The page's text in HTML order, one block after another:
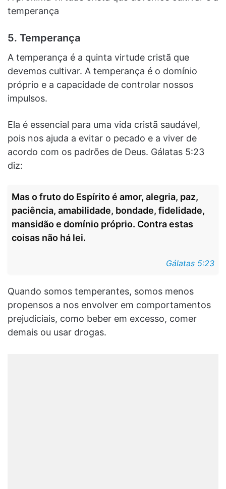
temperança
5. Temperança
A temperança é a quinta virtude cristã que
devemos cultivar. A temperança é o domínio
próprio e a capacidade de controlar nossos
impulsos.
Ela é essencial para uma vida cristã saudável,
pois nos ajuda a evitar o pecado e a viver de
acordo com os padrões de Deus. Gálatas 5:23
diz:
Mas o fruto do Espírito é amor, alegria, paz,
paciência, amabilidade, bondade, fidelidade,
mansidão e domínio próprio. Contra estas
coisas não há lei.
Gálatas 5:23
Quando somos temperantes, somos menos
propensos a nos envolver em comportamentos
prejudiciais, como beber em excesso, comer
demais ou usar drogas.